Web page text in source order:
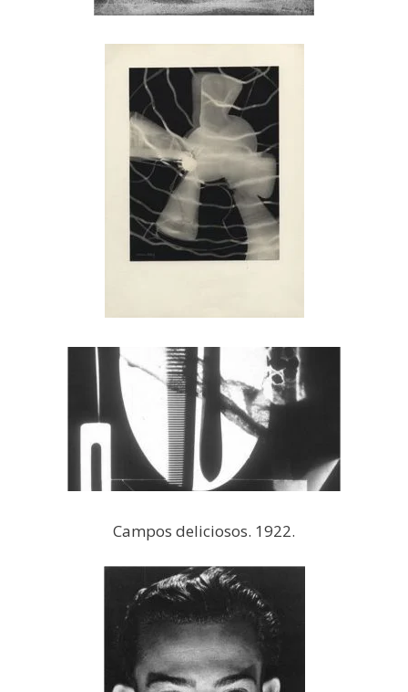
Campos deliciosos. 1922.